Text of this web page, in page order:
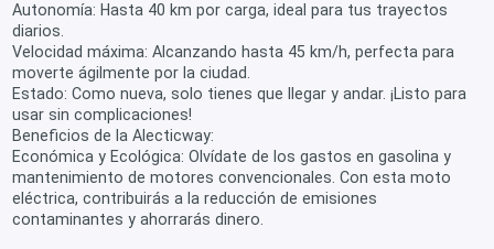
Autonomía: Hasta 40 km por carga, ideal para tus trayectos
diarios.
Velocidad máxima: Alcanzando hasta 45 km/h, perfecta para
moverte ágilmente por la ciudad.
Estado: Como nueva, solo tienes que llegar y andar. ¡Listo para
usar sin complicaciones!
Beneficios de la Alecticway:
Económica y Ecológica: Olvídate de los gastos en gasolina y
mantenimiento de motores convencionales. Con esta moto
eléctrica, contribuirás a la reducción de emisiones
contaminantes y ahorrarás dinero.